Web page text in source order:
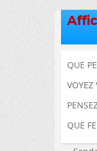
QUE
VOYEZ
QUE